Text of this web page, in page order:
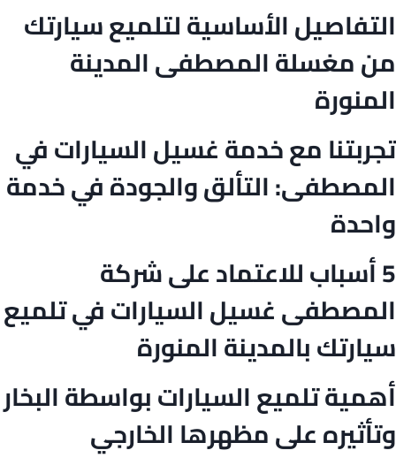
التفاصيل الأساسية لتلميع سيارتك
من مغسلة المصطفى المدينة
المنورة
تجربتنا مع خدمة غسيل السيارات في
المصطفى: التألق والجودة في خدمة
واحدة
5 أسباب للاعتماد على شركة
المصطفى غسيل السيارات في تلميع
سيارتك بالمدينة المنورة
أهمية تلميع السيارات بواسطة البخار
وتأثيره على مظهرها الخارجي